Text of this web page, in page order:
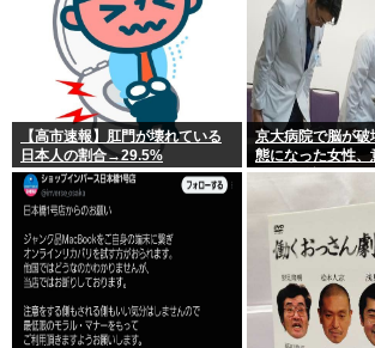
【高市速報】肛門が壊れている
日本人の割合→29.5%
京大病院で脳が破
態になった女性、
ことが確認されお